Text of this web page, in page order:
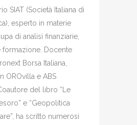
SIAT (Società Italiana di
esperto in materie
di analisi finanziarie,
formazione. Docente
Borsa Italiana,
OROvilla e ABS
del libro “Le
e “Geopolitica
ha scritto numerosi